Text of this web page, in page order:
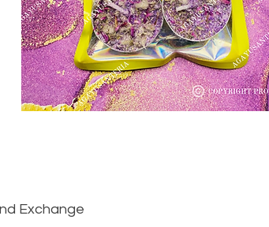
Exchange